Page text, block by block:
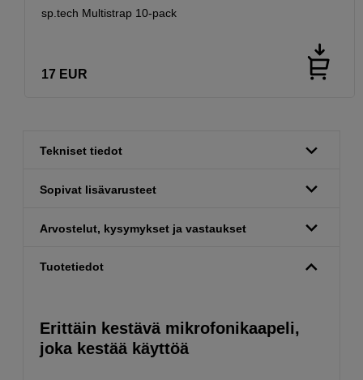
sp.tech Multistrap 10-pack
17 EUR
Tekniset tiedot
Sopivat lisävarusteet
Arvostelut, kysymykset ja vastaukset
Tuotetiedot
Erittäin kestävä mikrofonikaapeli,
joka kestää käyttöä